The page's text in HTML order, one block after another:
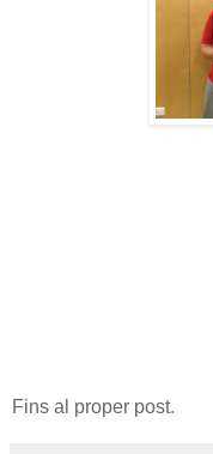
Fins al proper post.